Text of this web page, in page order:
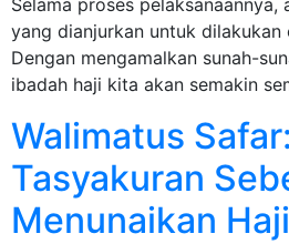
Selama proses pelaksanaannya,
yang dianjurkan untuk dilakukan
Dengan mengamalkan sunah-
ibadah haji kita akan semakin
Walimatus
Tasyakuran
Menunaikan Haji